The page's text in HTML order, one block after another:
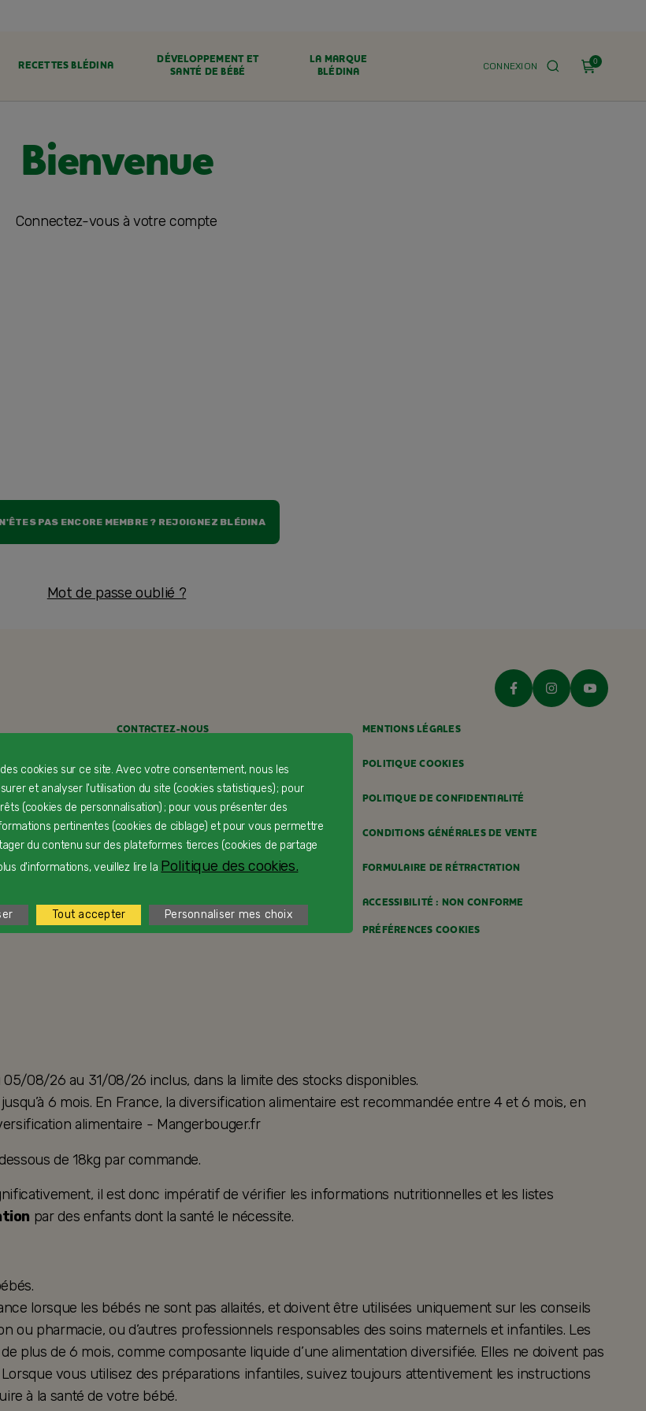
CONNEXION 0
RECETTES BLÉDINA
DÉVELOPPEMENT ET
SANTÉ DE BÉBÉ
LA MARQUE
BLÉDINA
Bienvenue
Connectez-vous à votre compte
PAS ENCORE MEMBRE ? REJOIGNEZ BLÉDINA
Mot de passe oublié ?
CONTACTEZ-NOUS
LIVRAISON
PAIEMENT SÉCURISÉ
PROFESSIONNELS DE SANTÉ
FAQ
MENTIONS LÉGALES
POLITIQUE COOKIES
POLITIQUE DE CONFIDENTIALITÉ
CONDITIONS GÉNÉRALES DE VENTE
FORMULAIRE DE RÉTRACTATION
ACCESSIBILITÉ : NON CONFORME
PRÉFÉRENCES COOKIES
08/26 au 31/08/26 inclus, dans la limite des stocks disponibles.
6 mois. En France, la diversification alimentaire est recommandée entre 4 et 6 mois, en
alimentaire - Mangerbouger.fr
de 18kg par commande.
il est donc impératif de vérifier les informations nutritionnelles et les listes
par des enfants dont la santé le nécessite.
lorsque les bébés ne sont pas allaités, et doivent être utilisées uniquement sur les conseils
pharmacie, ou d’autres professionnels responsables des soins maternels et infantiles. Les
plus de 6 mois, comme composante liquide d’une alimentation diversifiée. Elles ne doivent pas
vous utilisez des préparations infantiles, suivez toujours attentivement les instructions
à la santé de votre bébé.
cookies sur ce site. Avec votre consentement, nous les
et analyser l'utilisation du site (cookies statistiques) ; pour
(cookies de personnalisation) ; pour vous présenter des
pertinentes (cookies de ciblage) et pour vous permettre
du contenu sur des plateformes tierces (cookies de partage
d'informations, veuillez lire la Politique des cookies.
Tout accepter Personnaliser mes choix